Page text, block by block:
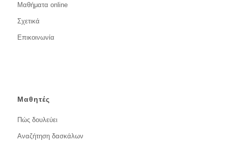
Μαθήματα online
Σχετικά
Επικοινωνία
Μαθητές
Πώς δουλεύει
Αναζήτηση δασκάλων